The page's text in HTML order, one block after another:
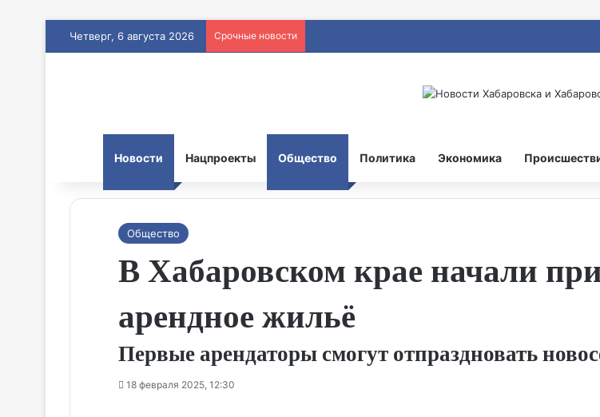
Четверг, 6 августа 2026 Срочные новости
Новости Нацпроекты Общество Политика Экономика
Общество
В Хабаровском крае начали
арендное жильё
Первые арендаторы смогут отпраздновать
18 февраля 2025, 12:30